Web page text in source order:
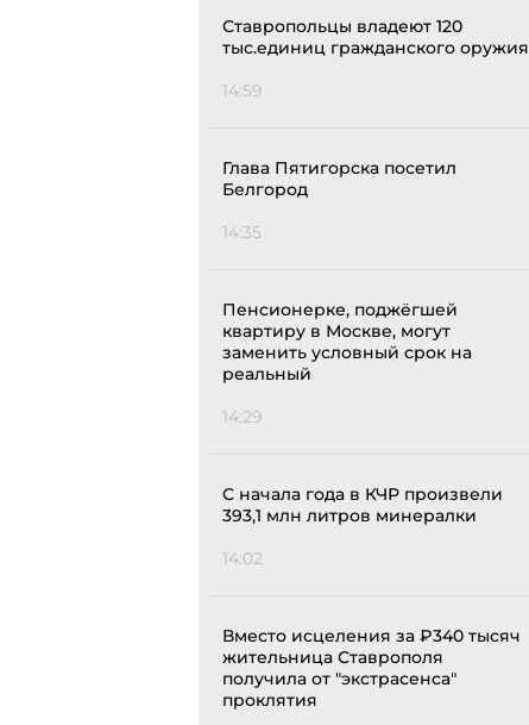
Ставропольцы владеют 120
тыс.единиц гражданского оружия
14:59
Глава Пятигорска посетил
Белгород
14:35
Пенсионерке, поджёгшей
квартиру в Москве, могут
заменить условный срок на
реальный
14:29
С начала года в КЧР произвели
393,1 млн литров минералки
14:02
Вместо исцеления за ₽340 тысяч
жительница Ставрополя
получила от "экстрасенса"
проклятия